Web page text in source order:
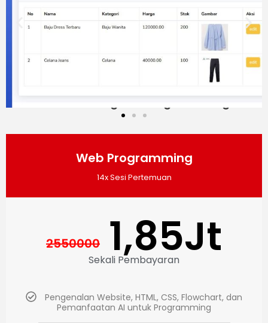
Web Programming
14x Sesi Pertemuan
2550000 1,85Jt
Sekali Pembayaran
Pengenalan Website, HTML, CSS, Flowchart, dan
Pemanfaatan AI untuk Programming